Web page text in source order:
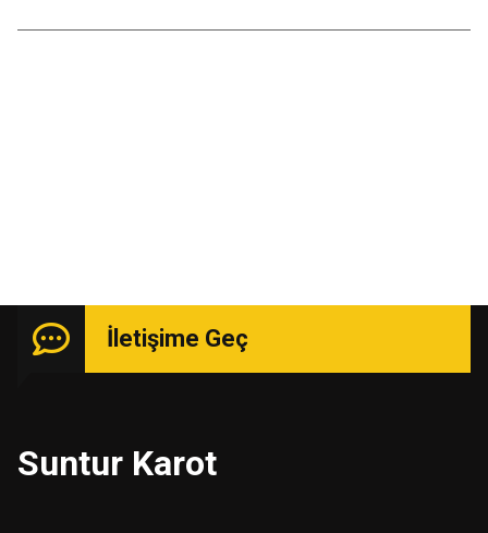
İletişime Geç
Suntur Karot